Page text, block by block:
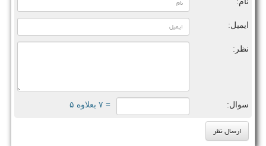
ایمیل:
نظر:
سوال: = ۷ بعلاوه ۵